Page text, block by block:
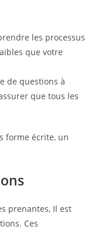
les processus
que votre
de questions à
que tous les
forme écrite, un
prenantes, Il est
Ces